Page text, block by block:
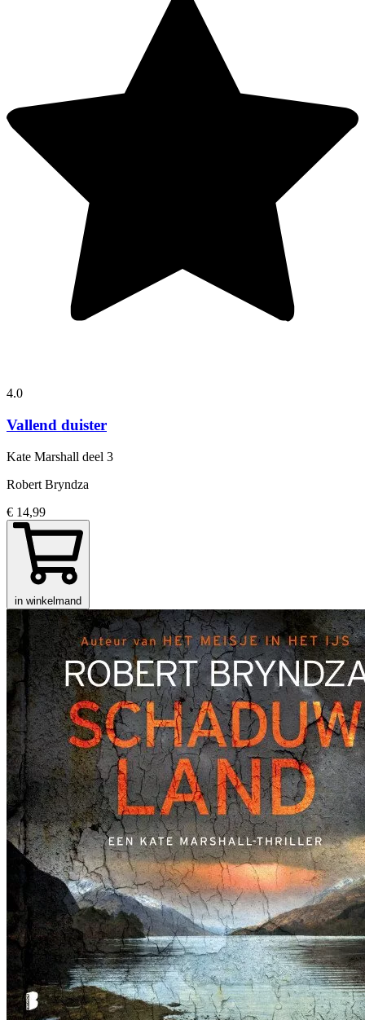
4.0
Vallend duister
Kate Marshall deel 3
Robert Bryndza
€ 14,99
in winkelmand